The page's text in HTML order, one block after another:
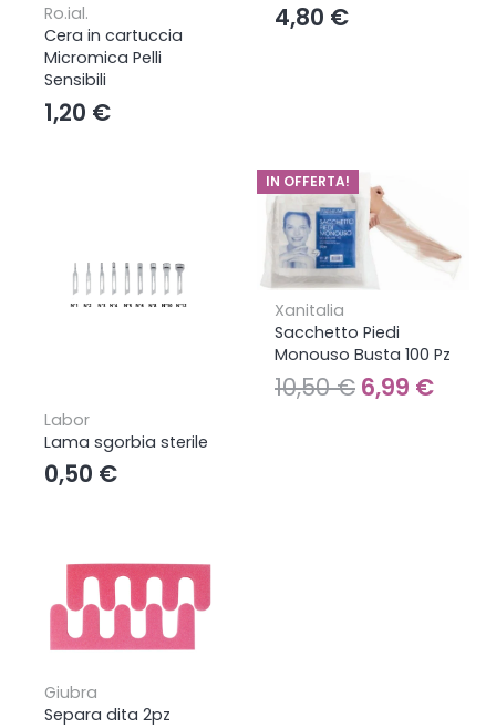
Ro.ial.
Cera in cartuccia
Micromica Pelli
Sensibili
1,20 €
4,80 €
Labor
Lama sgorbia sterile
0,50 €
IN OFFERTA!
Xanitalia
Sacchetto Piedi
Monouso Busta 100 Pz
10,50€ Il
6,99 €Il
Giubra
Separa dita 2pz